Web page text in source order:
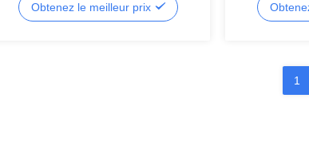
toutes tailles.Obtenez le meilleur prix
1